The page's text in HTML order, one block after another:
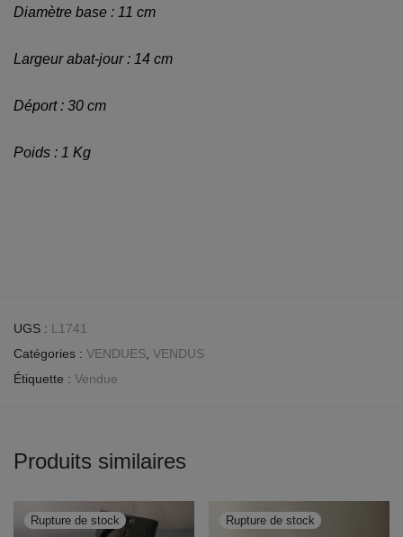
Diamètre base : 11 cm
Largeur abat-jour : 14 cm
Déport : 30 cm
Poids : 1 Kg
UGS : L1741
Catégories : VENDUES VENDUS
Étiquette : Vendue
Produits similaires